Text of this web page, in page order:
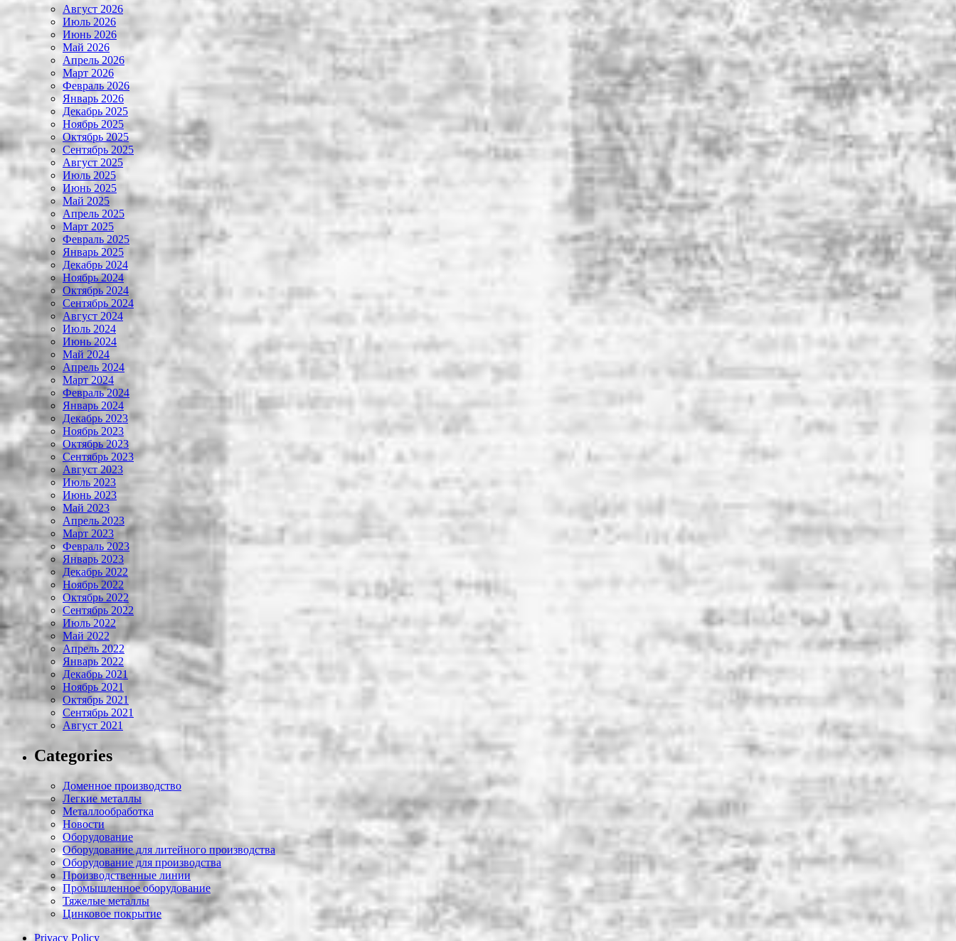
Август 2026
Июль 2026
Июнь 2026
Май 2026
Апрель 2026
Март 2026
Февраль 2026
Январь 2026
Декабрь 2025
Ноябрь 2025
Октябрь 2025
Сентябрь 2025
Август 2025
Июль 2025
Июнь 2025
Май 2025
Апрель 2025
Март 2025
Февраль 2025
Январь 2025
Декабрь 2024
Ноябрь 2024
Октябрь 2024
Сентябрь 2024
Август 2024
Июль 2024
Июнь 2024
Май 2024
Апрель 2024
Март 2024
Февраль 2024
Январь 2024
Декабрь 2023
Ноябрь 2023
Октябрь 2023
Сентябрь 2023
Август 2023
Июль 2023
Июнь 2023
Май 2023
Апрель 2023
Март 2023
Февраль 2023
Январь 2023
Декабрь 2022
Ноябрь 2022
Октябрь 2022
Сентябрь 2022
Июль 2022
Май 2022
Апрель 2022
Январь 2022
Декабрь 2021
Ноябрь 2021
Октябрь 2021
Сентябрь 2021
Август 2021
Categories
Доменное производство
Легкие металлы
Металлообработка
Новости
Оборудование
Оборудование для литейного производства
Оборудование для производства
Производственные линии
Промышленное оборудование
Тяжелые металлы
Цинковое покрытие
Privacy Policy